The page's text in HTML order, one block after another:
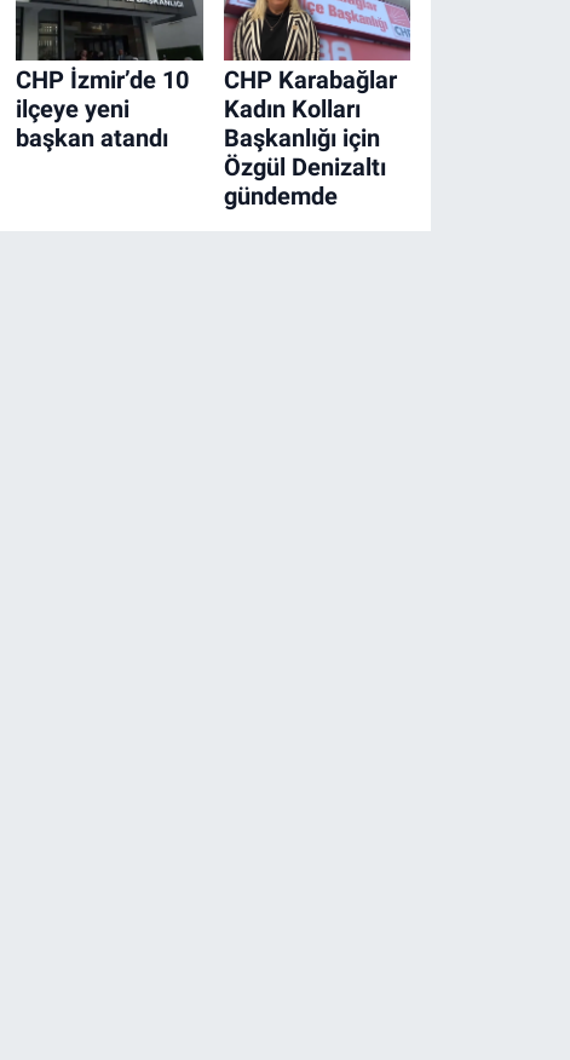
CHP İzmir’de 10
ilçeye yeni
başkan atandı
CHP Karabağlar
Kadın Kolları
Başkanlığı için
Özgül Denizaltı
gündemde